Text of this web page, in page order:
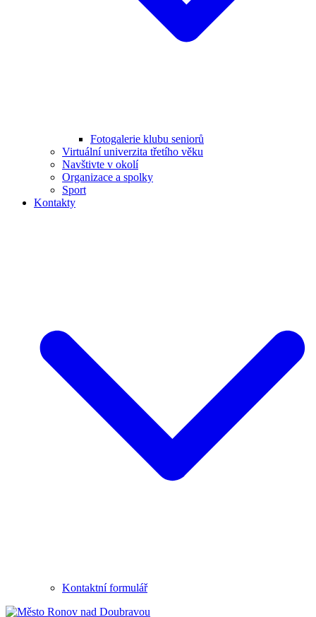
Fotogalerie klubu seniorů
Virtuální univerzita třetího věku
Navštivte v okolí
Organizace a spolky
Sport
Kontakty
Kontaktní formulář